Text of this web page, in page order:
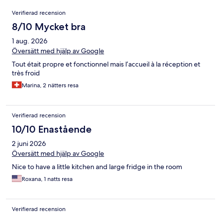
Recensioner
Verifierad recension
8/10 Mycket bra
1 aug. 2026
Översätt med hjälp av Google
Tout était propre et fonctionnel mais l’accueil à la réception et
très froid
Marina, 2 nätters resa
Verifierad recension
10/10 Enastående
2 juni 2026
Översätt med hjälp av Google
Nice to have a little kitchen and large fridge in the room
Roxana, 1 natts resa
Verifierad recension